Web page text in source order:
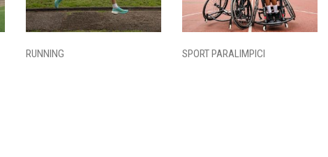
RUNNING SPORT PARALIMPICI